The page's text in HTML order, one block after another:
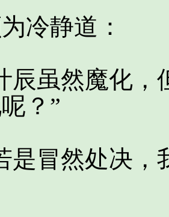
静道：
虽然魔化，
？”
冒然处决，